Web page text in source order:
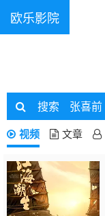
欧乐影院
搜索 张喜前
视频 文章